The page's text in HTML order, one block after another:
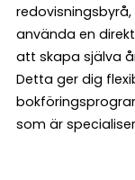
redovisningsbyrå,
använda en
att skapa själva
Detta ger dig
som är